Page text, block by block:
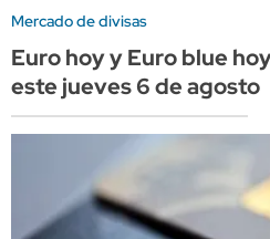
Mercado de divisas
Euro hoy y Euro blue
este jueves 6 de agosto